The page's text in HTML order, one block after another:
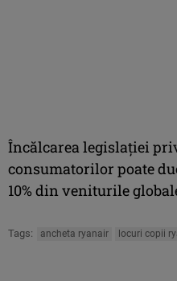
Încălcarea legislaţiei
consumatorilor poate
10% din veniturile
Tags: ancheta ryanair locuri copii